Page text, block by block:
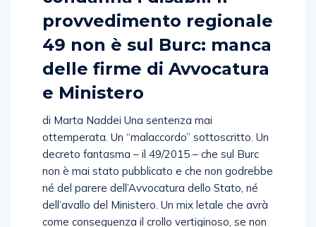
condanna i disabili Il
provvedimento regionale
49 non è sul Burc: manca
delle firme di Avvocatura
di Marta Naddei Una sentenza mai
ottemperata. Un “malaccordo” sottoscritto. Un
decreto fantasma – il 49/2015 – che sul Burc
non è mai stato pubblicato e che non godrebbe
né del parere dell’Avvocatura dello Stato, né
dell’avallo del Ministero. Un mix letale che avrà